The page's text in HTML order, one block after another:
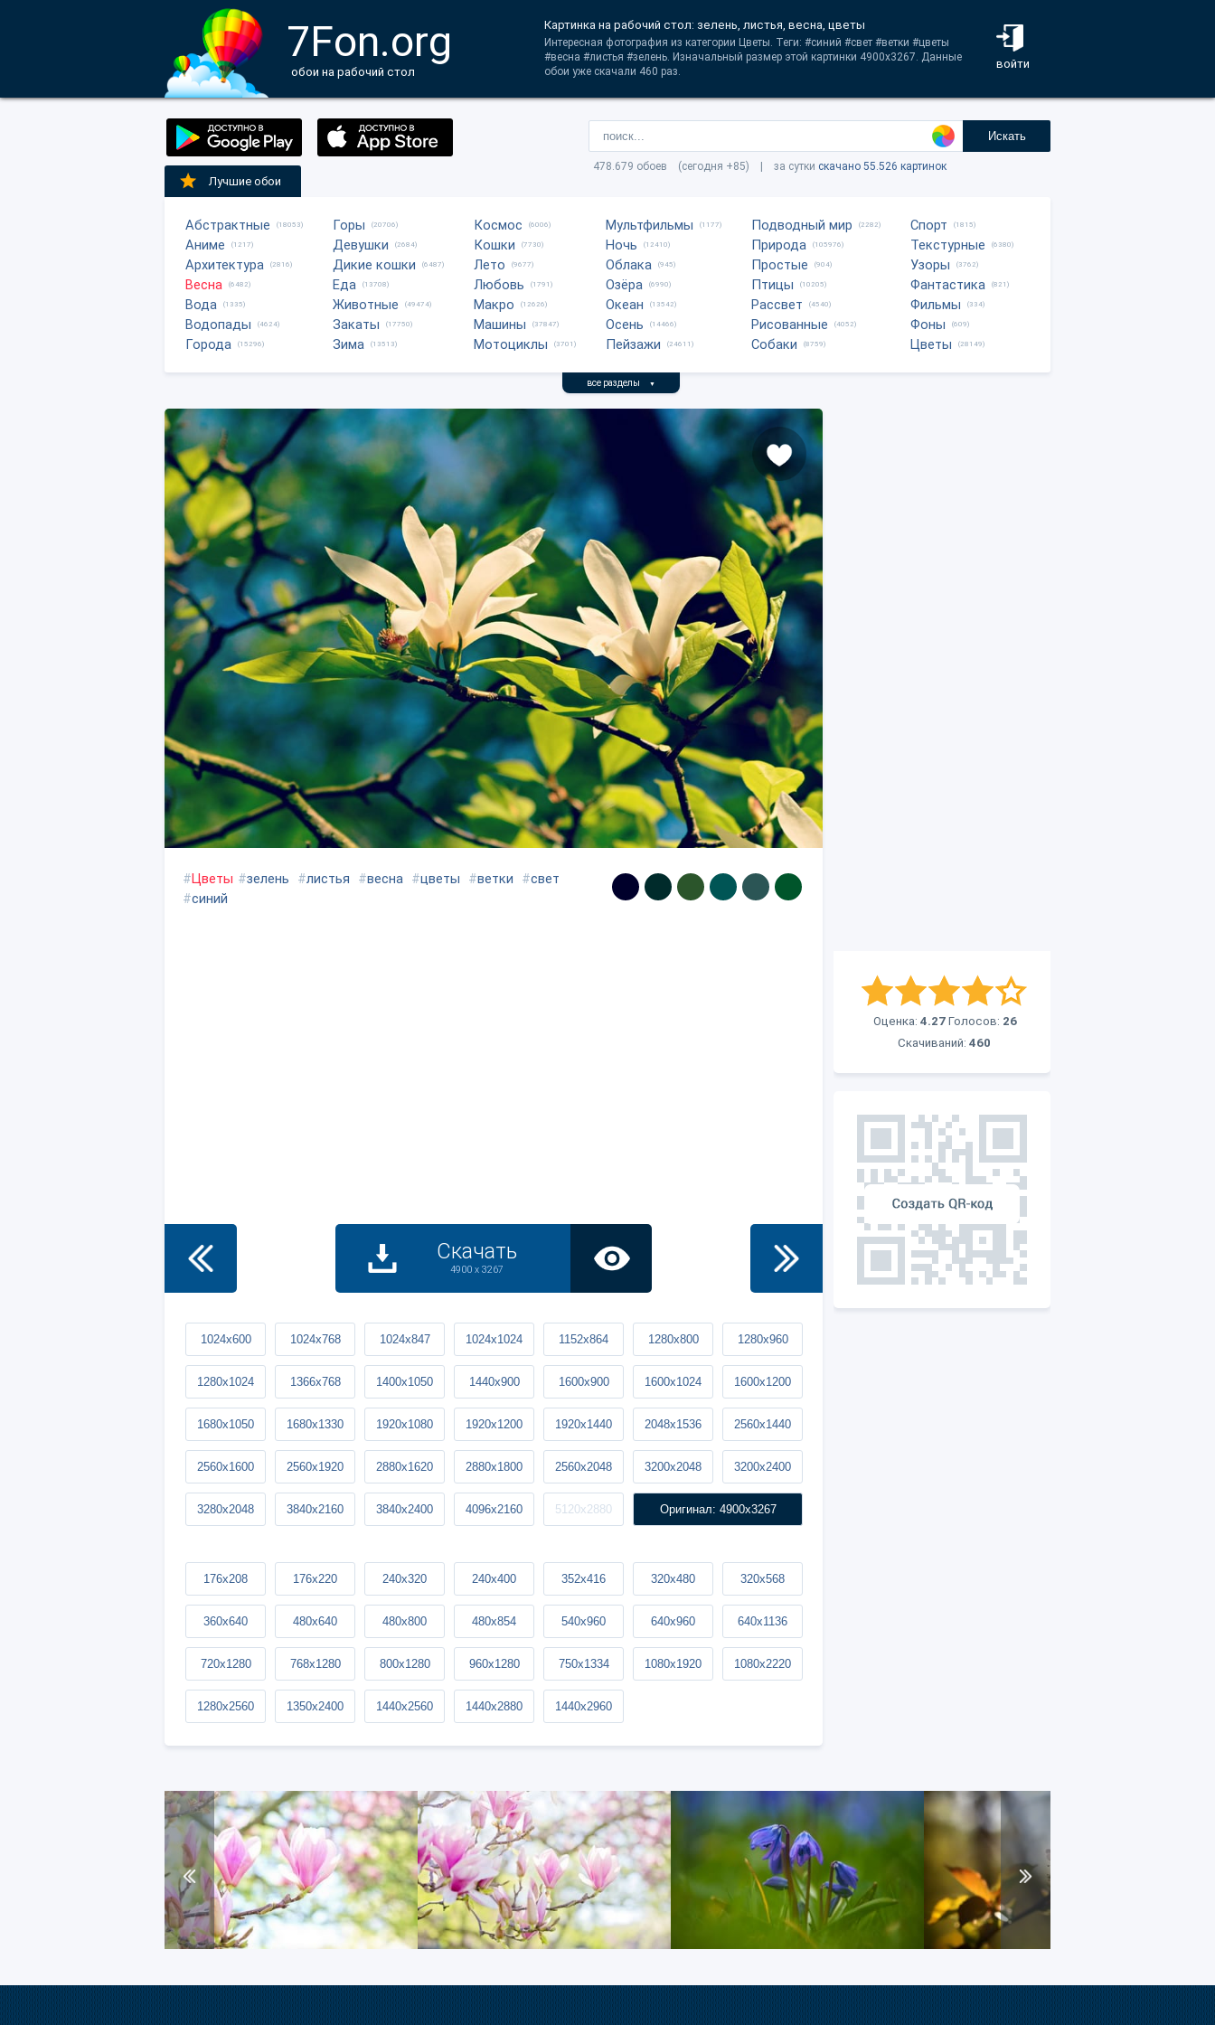
7Fon.org
обои на рабочий стол
войти
Картинка на рабочий стол: зелень, листья, весна, цветы
Интересная фотография из категории Цветы. Теги: #синий #свет #ветки #цветы
#весна #листья #зелень. Изначальный размер этой картинки 4900x3267. Данные
обои уже скачали 460 раз.
Искать
478.679 обоев (сегодня +85) | за сутки скачано 55.526 картинок
Лучшие обои
Абстрактные (18053)
Аниме (1217)
Архитектура (2816)
Весна (6482)
Вода (1335)
Водопады (4624)
Города (15296)
Горы (20706)
Девушки (2684)
Дикие кошки (6487)
Еда (13708)
Животные (49474)
Закаты (17750)
Зима (13513)
Космос (6006)
Кошки (7730)
Лето (9677)
Любовь (1791)
Макро (12626)
Машины (37847)
Мотоциклы (3701)
Мультфильмы (1177)
Ночь (12410)
Облака (945)
Озёра (6990)
Океан (13542)
Осень (14466)
Пейзажи (24611)
Подводный мир (2282)
Природа (105976)
Простые (904)
Птицы (10205)
Рассвет (4540)
Рисованные (4052)
Собаки (8759)
Спорт (1815)
Текстурные (6380)
Узоры (3762)
Фантастика (821)
Фильмы (334)
Фоны (609)
Цветы (28149)
все разделы ▼
Оценка: 4.27 Голосов: 26
Скачиваний: 460
#Цветы #зелень #листья #весна #цветы #ветки #свет
#синий
Скачать
4900 x 3267
1024x600 1024x768 1024x847 1024x1024 1152x864 1280x800 1280x960
1280x1024 1366x768 1400x1050 1440x900 1600x900 1600x1024 1600x1200
1680x1050 1680x1330 1920x1080 1920x1200 1920x1440 2048x1536 2560x1440
2560x1600 2560x1920 2880x1620 2880x1800 2560x2048 3200x2048 3200x2400
3280x2048 3840x2160 3840x2400 4096x2160 5120x2880 Оригинал: 4900x3267
176x208 176x220 240x320 240x400 352x416 320x480 320x568
360x640 480x640 480x800 480x854 540x960 640x960 640x1136
720x1280 768x1280 800x1280 960x1280 750x1334 1080x1920 1080x2220
1280x2560 1350x2400 1440x2560 1440x2880 1440x2960